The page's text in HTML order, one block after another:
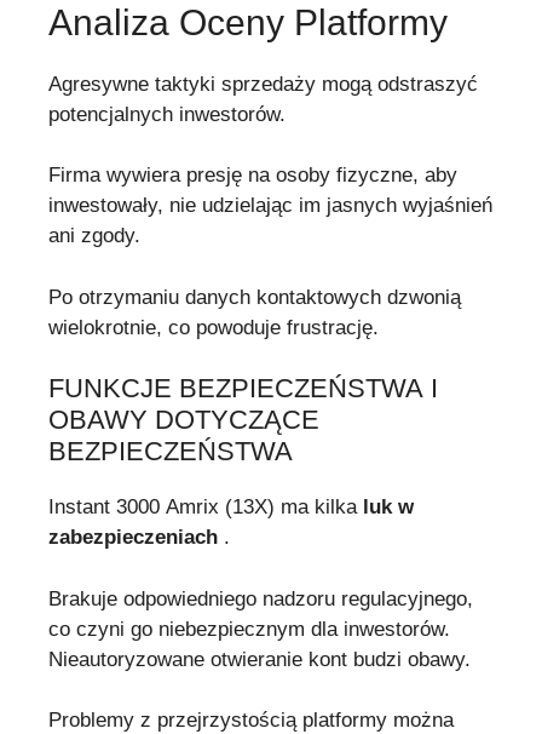
Analiza Oceny Platformy
Agresywne taktyki sprzedaży mogą odstraszyć
potencjalnych inwestorów.
Firma wywiera presję na osoby fizyczne, aby
inwestowały, nie udzielając im jasnych wyjaśnień
ani zgody.
Po otrzymaniu danych kontaktowych dzwonią
wielokrotnie, co powoduje frustrację.
FUNKCJE BEZPIECZEŃSTWA I
OBAWY DOTYCZĄCE
BEZPIECZEŃSTWA
Instant 3000 Amrix (13X) ma kilka luk w
zabezpieczeniach .
Brakuje odpowiedniego nadzoru regulacyjnego,
co czyni go niebezpiecznym dla inwestorów.
Nieautoryzowane otwieranie kont budzi obawy.
Problemy z przejrzystością platformy można